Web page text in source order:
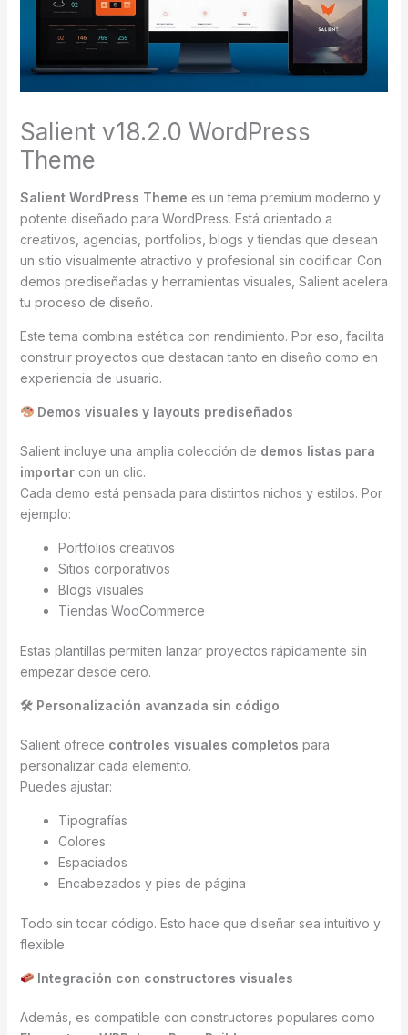
Salient v18.2.0 WordPress
Theme
Salient WordPress Theme es un tema premium moderno y
potente diseñado para WordPress. Está orientado a
creativos, agencias, portfolios, blogs y tiendas que desean
un sitio visualmente atractivo y profesional sin codificar. Con
demos prediseñadas y herramientas visuales, Salient acelera
tu proceso de diseño.
Este tema combina estética con rendimiento. Por eso, facilita
construir proyectos que destacan tanto en diseño como en
experiencia de usuario.
Demos visuales y layouts prediseñados
Salient incluye una amplia colección de demos listas para
importarcon un clic.
Cada demo está pensada para distintos nichos y estilos. Por
ejemplo:
Portfolios creativos
Sitios corporativos
Blogs visuales
Tiendas WooCommerce
Estas plantillas permiten lanzar proyectos rápidamente sin
empezar desde cero.
🛠 Personalización avanzada sin código
Salient ofrece controles visuales completos para
personalizar cada elemento.
Puedes ajustar:
Tipografías
Colores
Espaciados
Encabezados y pies de página
Todo sin tocar código. Esto hace que diseñar sea intuitivo y
flexible.
Integración con constructores visuales
Además, es compatible con constructores populares como